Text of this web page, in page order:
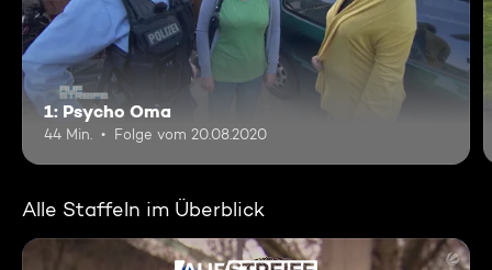
1: Psycho Oma
44 Min. Folge vom 20.08.2020
Alle Staffeln im Überblick